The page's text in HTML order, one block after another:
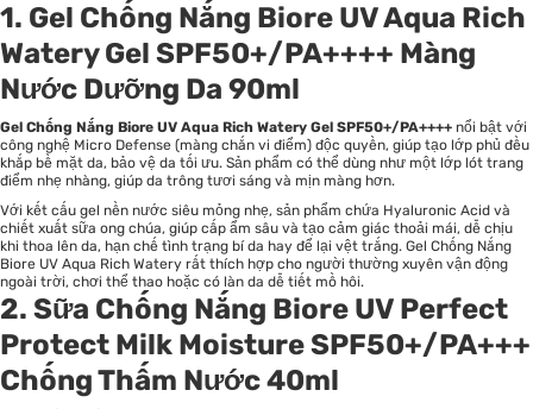
1. Gel Chống Nắng Biore UV Aqua Rich
Watery Gel SPF50+/PA++++ Màng
Nước Dưỡng Da 90ml
Gel Chống Nắng Biore UV Aqua Rich Watery Gel SPF50+/PA++++ nổi bật với
công nghệ Micro Defense (màng chắn vi điểm) độc quyền, giúp tạo lớp phủ đều
khắp bề mặt da, bảo vệ da tối ưu. Sản phẩm có thể dùng như một lớp lót trang
điểm nhẹ nhàng, giúp da trông tươi sáng và mịn màng hơn.
Với kết cấu gel nền nước siêu mỏng nhẹ, sản phẩm chứa Hyaluronic Acid và
chiết xuất sữa ong chúa, giúp cấp ẩm sâu và tạo cảm giác thoải mái, dễ chịu
khi thoa lên da, hạn chế tình trạng bí da hay để lại vệt trắng. Gel Chống Nắng
Biore UV Aqua Rich Watery rất thích hợp cho người thường xuyên vận động
ngoài trời, chơi thể thao hoặc có làn da dễ tiết mồ hôi.
2. Sữa Chống Nắng Biore UV Perfect
Protect Milk Moisture SPF50+/PA+++
Chống Thấm Nước 40ml